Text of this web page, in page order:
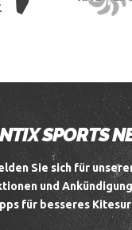
SPORTS
Sie sich für
und
für besseres